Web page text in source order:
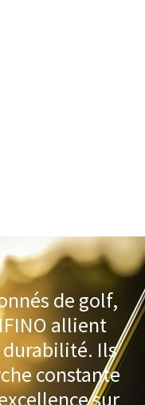
de golf,
allient
Ils
constante
sur